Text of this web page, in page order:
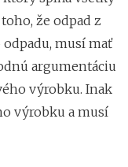
že odpad z
musí mať
argumentáciu
výrobku. Inak
výrobku a musí